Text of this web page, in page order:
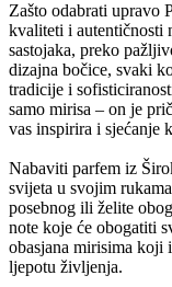
Zašto odabrati upravo
kvaliteti i autentičnosti
sastojaka, preko
dizajna bočice, svaki
tradicije i
samo mirisa – on je
vas inspirira i sjećanje
Nabaviti parfem iz
svijeta u svojim
posebnog ili želite
note koje će obogatiti
obasjana mirisima koji
ljepotu življenja.